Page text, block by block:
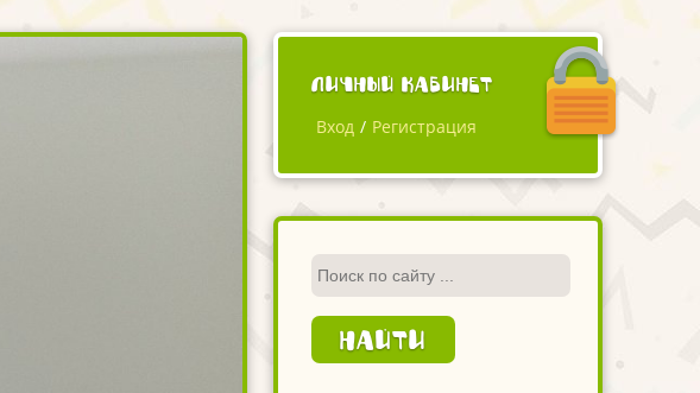
Личный кабинет
Вход / Регистрация